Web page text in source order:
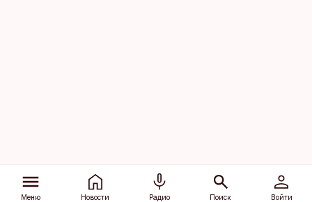
Меню Новости Радио Поиск Войти